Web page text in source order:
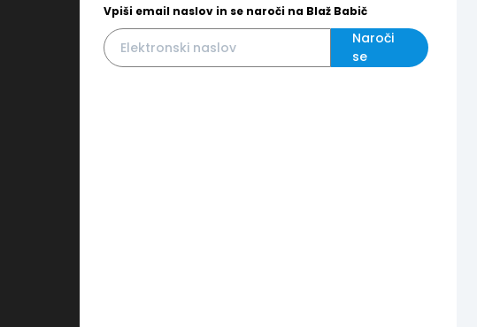
Vpiši email naslov in se naroči na Blaž Babič
Naroči
se